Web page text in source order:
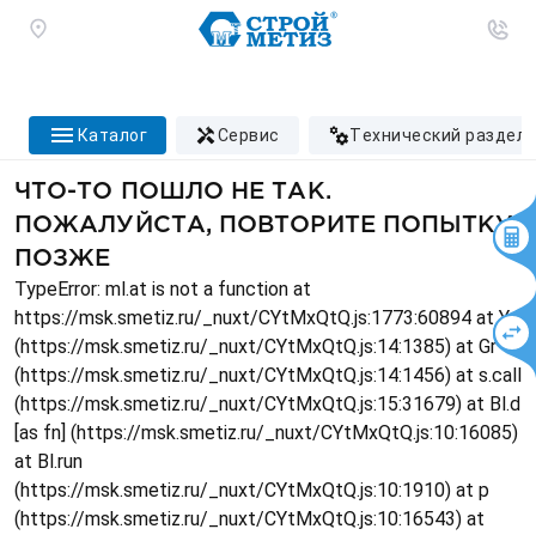
каталог сервис технический раздел
ЧТО-ТО ПОШЛО НЕ ТАК.
ПОЖАЛУЙСТА, ПОВТОРИТЕ ПОПЫТКУ
ПОЗЖЕ
TypeError: ml.at is not a function at
https://msk.smetiz.ru/_nuxt/CYtMxQtQ.js:1773:60894 at Ys
(https://msk.smetiz.ru/_nuxt/CYtMxQtQ.js:14:1385) at Gr
(https://msk.smetiz.ru/_nuxt/CYtMxQtQ.js:14:1456) at s.call
(https://msk.smetiz.ru/_nuxt/CYtMxQtQ.js:15:31679) at Bl.d
[as fn] (https://msk.smetiz.ru/_nuxt/CYtMxQtQ.js:10:16085)
at Bl.run
(https://msk.smetiz.ru/_nuxt/CYtMxQtQ.js:10:1910) at p
(https://msk.smetiz.ru/_nuxt/CYtMxQtQ.js:10:16543) at